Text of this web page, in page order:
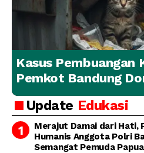
Kasus Pembuangan
Pemkot Bandung
Penanganan Hewan
Bertanggung Jawab
Update Edukasi
Merajut Damai dari Hati,
Humanis Anggota Polri
Semangat Pemuda Papua